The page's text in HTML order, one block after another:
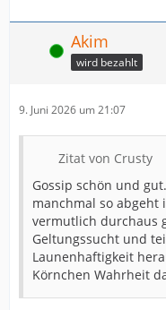
Online Akim
wird bezahlt
9. Juni 2026 um 21:07
Zitat von Crusty
Gossip schön und
manchmal so abgeht
vermutlich durchaus
Geltungssucht und
Launenhaftigkeit
Körnchen Wahrheit